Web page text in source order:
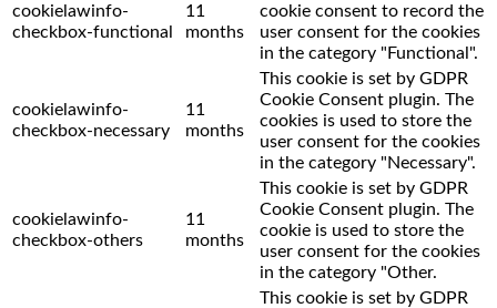
cookielawinfo-
checkbox-functional
11
months
cookie consent to record the
user consent for the cookies
in the category "Functional".
cookielawinfo-
checkbox-necessary
11
months
This cookie is set by GDPR
Cookie Consent plugin. The
cookies is used to store the
user consent for the cookies
in the category "Necessary".
cookielawinfo-
checkbox-others
11
months
This cookie is set by GDPR
Cookie Consent plugin. The
cookie is used to store the
user consent for the cookies
in the category "Other.
This cookie is set by GDPR